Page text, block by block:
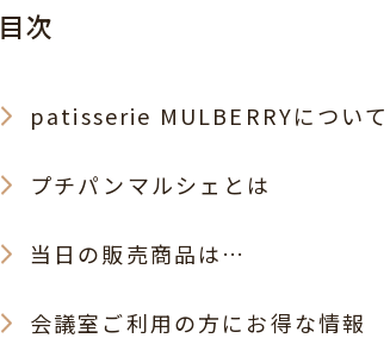
目次
patisserie MULBERRYについて
プチパンマルシェとは
当日の販売商品は…
会議室ご利用の方にお得な情報